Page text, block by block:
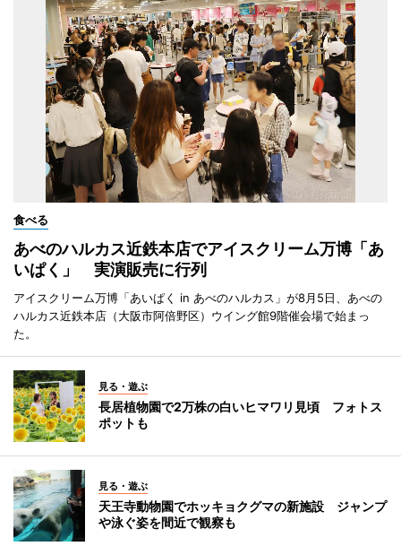
食べる
あべのハルカス近鉄本店でアイスクリーム万博「あ
いぱく」 実演販売に行列
アイスクリーム万博「あいぱく in あべのハルカス」が8月5日、あべの
ハルカス近鉄本店（大阪市阿倍野区）ウイング館9階催会場で始まっ
た。
見る・遊ぶ
長居植物園で2万株の白いヒマワリ見頃 フォトス
ポットも
見る・遊ぶ
天王寺動物園でホッキョクグマの新施設 ジャンプ
や泳ぐ姿を間近で観察も